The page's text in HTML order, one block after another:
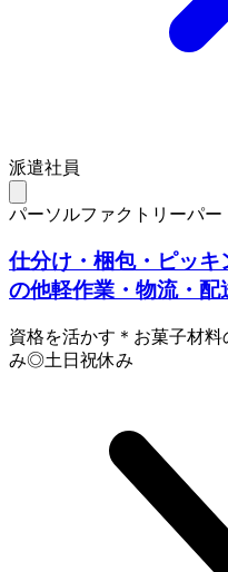
派遣社員
パーソルファクトリーパー
仕分け・梱包・ピッ
の他軽作業・物流・配
資格を活かす＊お菓子材
み◎土日祝休み